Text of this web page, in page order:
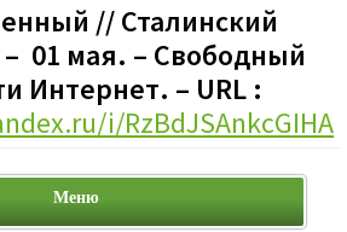
// Сталинский
– 01 мая. – Свободный
Интернет. – URL :
i/RzBdJSAnkcGIHA
Меню